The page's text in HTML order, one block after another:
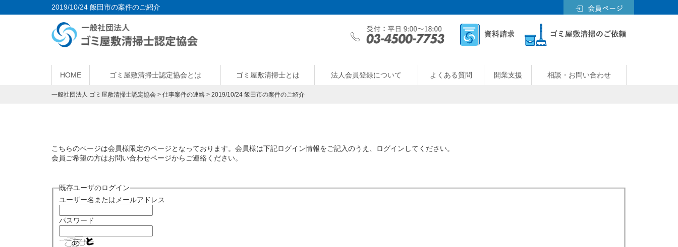
2019/10/24 飯田市の案件のご紹介
HOME ゴミ屋敷清掃士認定協会とは ゴミ屋敷清掃士とは 法人会員登録について よくある質問 開業支援 相談・お問い合わせ
一般社団法人 ゴミ屋敷清掃士認定協会 > 仕事案件の連絡 > 2019/10/24 飯田市の案件のご紹介
こちらのページは会員様限定のページとなっております。会員様は下記ログイン情報をご記入のうえ、ログインしてください。
会員ご希望の方はお問い合わせページからご連絡ください。
既存ユーザのログイン
ユーザー名またはメールアドレス
パスワード